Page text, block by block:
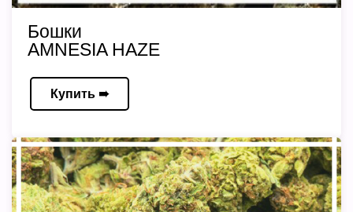
Бошки
AMNESIA HAZE
Купить ➠